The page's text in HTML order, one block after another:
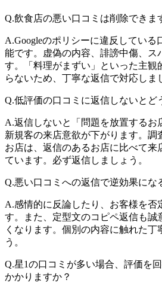
Q.飲食店の悪い口コミは削除できま
A.Googleのポリシーに違反している
能です。虚偽の内容、誹謗中傷、ス
す。「料理がまずい」といった主観
らないため、丁寧な返信で対応しま
Q.低評価の口コミに返信しないとど
A.返信しないと「問題を放置するお
新規客の来店意欲が下がります。調
お店は、返信のあるお店に比べて来
ています。必ず返信しましょう。
Q.悪い口コミへの返信で逆効果にな
A.感情的に反論したり、お客様を否
す。また、定型文のコピペ返信も誠
くなります。個別の内容に触れた丁
う。
Q.星1の口コミが多い場合、評価を
かかりますか？